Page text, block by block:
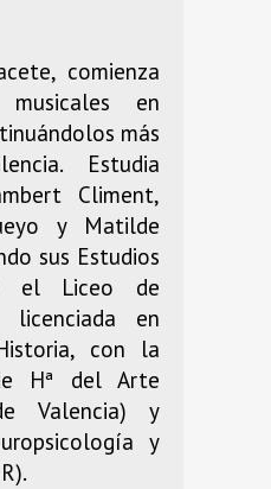
comienza
en
más
Estudia
Climent,
y Matilde
sus Estudios
el Liceo de
licenciada en
con la
Hª del Arte
Valencia) y
y